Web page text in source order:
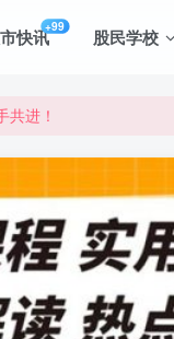
快讯+99 股民学校
共进！
进！
网优质VIP资源，炒